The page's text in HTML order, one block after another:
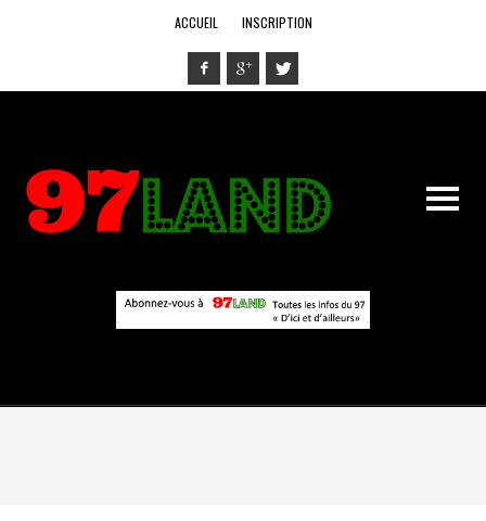
ACCUEIL INSCRIPTION